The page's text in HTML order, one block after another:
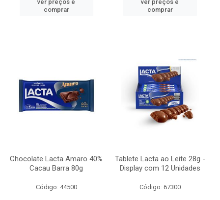
ver preços e
comprar
ver preços e
comprar
Chocolate Lacta Amaro 40%
Cacau Barra 80g
Código: 44500
Tablete Lacta ao Leite 28g -
Display com 12 Unidades
Código: 67300